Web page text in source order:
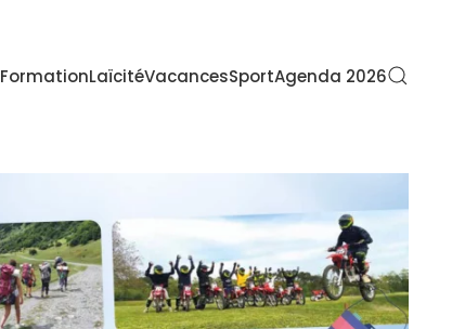
FormationLaïcitéVacancesSportAgenda 2026